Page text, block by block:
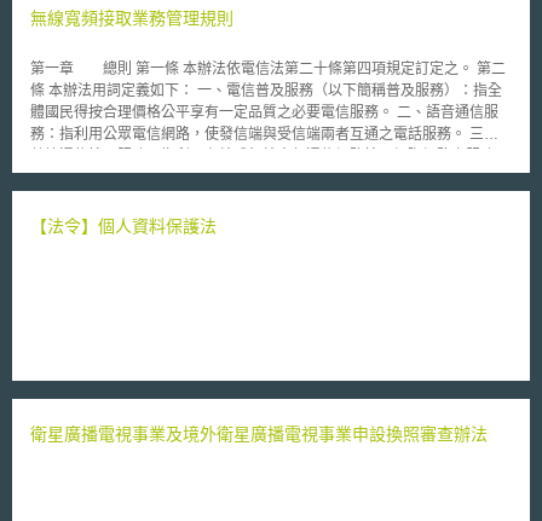
無線寬頻接取業務管理規則
第一章 總則 第一條 本辦法依電信法第二十條第四項規定訂定之。 第二
條 本辦法用詞定義如下： 一、電信普及服務（以下簡稱普及服務）：指全
體國民得按合理價格公平享有一定品質之必要電信服務。 二、語音通信服
務：指利用公眾電信網路，使發信端與受信端兩者互通之電話服務。 三、
四、普及服務提供者：指提供各項普及服務之第一類電信事業。 五、普及
業。 六、必要管理費用：指審查費、交通費、出席費、委託研究費及其他
可避免成本大於棄置營收，且經主管機關核准之第一類電信事業網路單一交
之一之鄉（鎮、市），或距離直轄市、縣（市）政府所在地七．五公里以上
【法令】個人資料保護法
衛星廣播電視事業及境外衛星廣播電視事業申設換照審查辦法